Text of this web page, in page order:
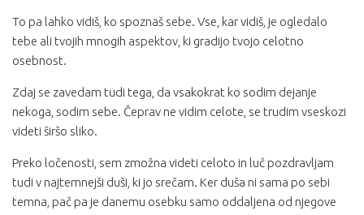
To pa lahko vidiš, ko spoznaš sebe. Vse, kar vidiš, je ogledalo
tebe ali tvojih mnogih aspektov, ki gradijo tvojo celotno
osebnost.
Zdaj se zavedam tudi tega, da vsakokrat ko sodim dejanje
nekoga, sodim sebe. Čeprav ne vidim celote, se trudim vseskozi
videti širšo sliko.
Preko ločenosti, sem zmožna videti celoto in luč pozdravljam
tudi v najtemnejši duši, ki jo srečam. Ker duša ni sama po sebi
temna, pač pa je danemu osebku samo oddaljena od njegove